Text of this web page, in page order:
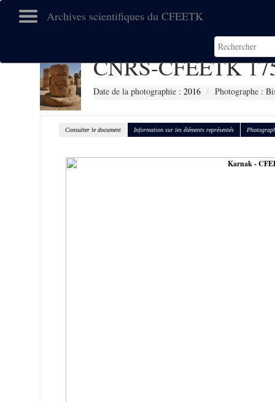
Archives scientifiques du CFEETK
CNRS-CFEETK
Date de la photographie : 2016 Photographe :
Consulter le document Information sur les éléments représentés